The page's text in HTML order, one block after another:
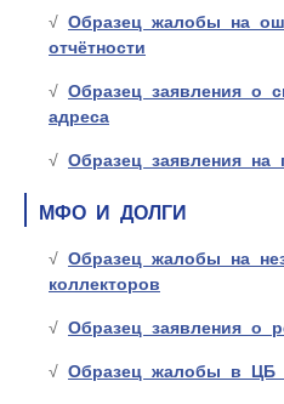
Образец жалобы на
отчётности
Образец заявления о
адреса
Образец заявления на
МФО И ДОЛГИ
Образец жалобы на
коллекторов
Образец заявления о
Образец жалобы в